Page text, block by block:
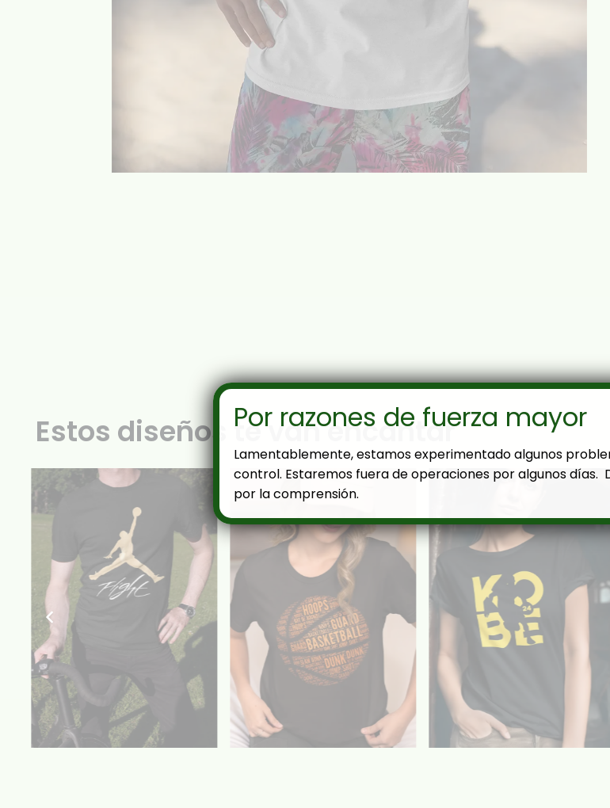
Estos diseños te van encantar
Por razones de fuerza mayor
Lamentablemente, estamos experimentado algunos
control. Estaremos fuera de operaciones por algunos días.
por la comprensión.